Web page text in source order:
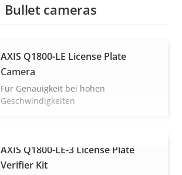
MEHR ANZEIGEN
Bullet cameras
AXIS Q1800-LE License Plate
Camera
Für Genauigkeit bei hohen
Geschwindigkeiten
AXIS Q1800-LE-3 License Plate
Verifier Kit